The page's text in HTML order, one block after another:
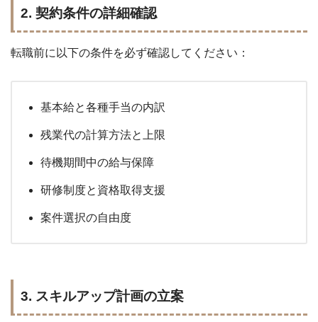
2. 契約条件の詳細確認
転職前に以下の条件を必ず確認してください：
基本給と各種手当の内訳
残業代の計算方法と上限
待機期間中の給与保障
研修制度と資格取得支援
案件選択の自由度
3. スキルアップ計画の立案